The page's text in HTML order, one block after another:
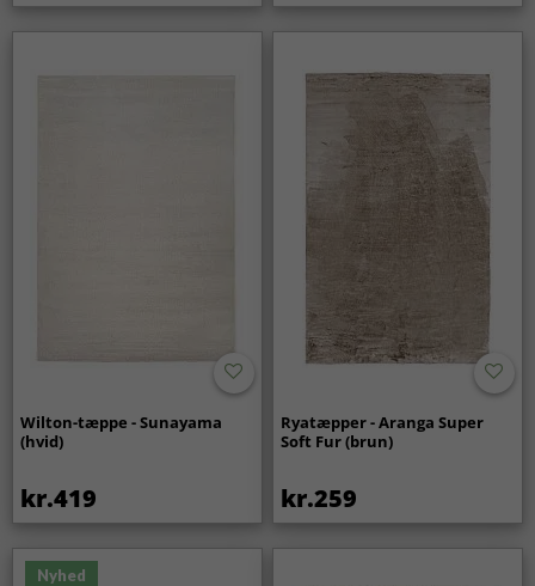
Wilton-tæppe - Sunayama
(hvid)
kr.419
Ryatæpper - Aranga Super
Soft Fur (brun)
kr.259
Nyhed